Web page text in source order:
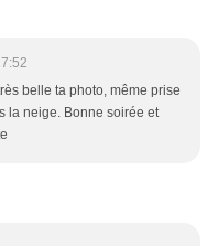
belle ta photo, même prise
la neige. Bonne soirée et